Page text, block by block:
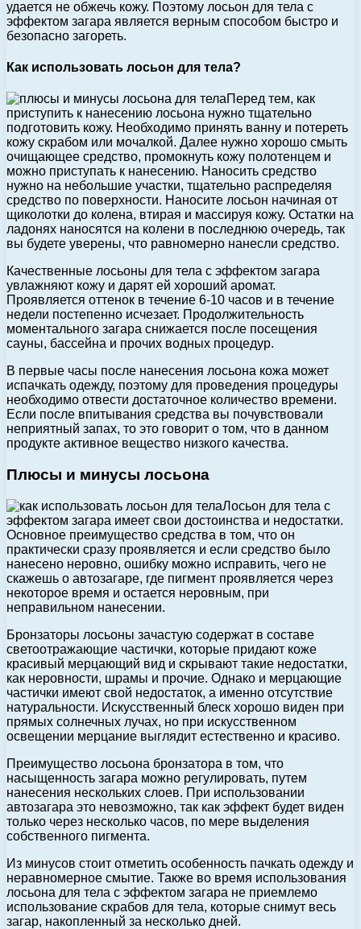
удается не обжечь кожу. Поэтому лосьон для тела с
эффектом загара является верным способом быстро и
безопасно загореть.
Как использовать лосьон для тела?
Перед тем, как
приступить к нанесению лосьона нужно тщательно
подготовить кожу. Необходимо принять ванну и потереть
кожу скрабом или мочалкой. Далее нужно хорошо смыть
очищающее средство, промокнуть кожу полотенцем и
можно приступать к нанесению. Наносить средство
нужно на небольшие участки, тщательно распределяя
средство по поверхности. Наносите лосьон начиная от
щиколотки до колена, втирая и массируя кожу. Остатки на
ладонях наносятся на колени в последнюю очередь, так
вы будете уверены, что равномерно нанесли средство.
Качественные лосьоны для тела с эффектом загара
увлажняют кожу и дарят ей хороший аромат.
Проявляется оттенок в течение 6-10 часов и в течение
недели постепенно исчезает. Продолжительность
моментального загара снижается после посещения
сауны, бассейна и прочих водных процедур.
В первые часы после нанесения лосьона кожа может
испачкать одежду, поэтому для проведения процедуры
необходимо отвести достаточное количество времени.
Если после впитывания средства вы почувствовали
неприятный запах, то это говорит о том, что в данном
продукте активное вещество низкого качества.
Плюсы и минусы лосьона
Лосьон для тела с
эффектом загара имеет свои достоинства и недостатки.
Основное преимущество средства в том, что он
практически сразу проявляется и если средство было
нанесено неровно, ошибку можно исправить, чего не
скажешь о автозагаре, где пигмент проявляется через
некоторое время и остается неровным, при
неправильном нанесении.
Бронзаторы лосьоны зачастую содержат в составе
светоотражающие частички, которые придают коже
красивый мерцающий вид и скрывают такие недостатки,
как неровности, шрамы и прочие. Однако и мерцающие
частички имеют свой недостаток, а именно отсутствие
натуральности. Искусственный блеск хорошо виден при
прямых солнечных лучах, но при искусственном
освещении мерцание выглядит естественно и красиво.
Преимущество лосьона бронзатора в том, что
насыщенность загара можно регулировать, путем
нанесения нескольких слоев. При использовании
автозагара это невозможно, так как эффект будет виден
только через несколько часов, по мере выделения
собственного пигмента.
Из минусов стоит отметить особенность пачкать одежду и
неравномерное смытие. Также во время использования
лосьона для тела с эффектом загара не приемлемо
использование скрабов для тела, которые снимут весь
загар, накопленный за несколько дней.